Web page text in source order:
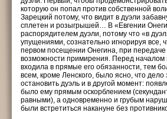
которую он попал против собственной
Зарецкий потому, что видит в дуэли
сплетен и розыгрышей… В «Евгении
распорядителем дуэли, потому что «в
упущениями, сознательно игнорируя все,
первом посещении Онегина, при
возможности примирения. Перед началом
входила в прямые его обязанности, тем
всем, кроме Ленского, было ясно, что
остановить дуэль и в другой момент:
было ему прямым оскорблением
равными), а одновременно и грубым
были встретиться накануне без